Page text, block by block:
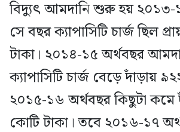
বিদ্যুৎ আমদানি শুরু হয় ২০১৩-
সে বছর ক্যাপাসিটি চার্জ ছিল
টাকা। ২০১৪-১৫ অর্থবছর
ক্যাপাসিটি চার্জ বেড়ে দাঁড়ায়
২০১৫-১৬ অর্থবছর কিছুটা কমে
কোটি টাকা। তবে ২০১৬-১৭